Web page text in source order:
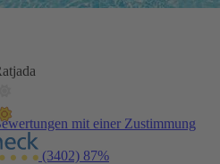
mit einer Zustimmung
(3402) 87%